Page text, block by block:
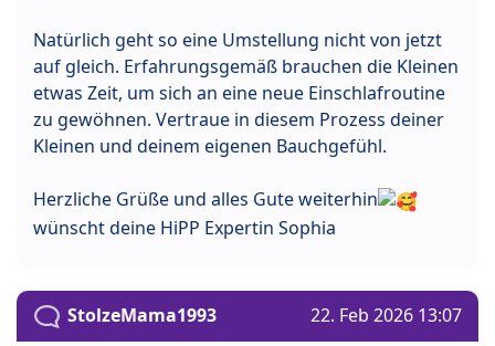
Natürlich geht so eine Umstellung nicht von jetzt
auf gleich. Erfahrungsgemäß brauchen die Kleinen
etwas Zeit, um sich an eine neue Einschlafroutine
zu gewöhnen. Vertraue in diesem Prozess deiner
Kleinen und deinem eigenen Bauchgefühl.
Herzliche Grüße und alles Gute weiterhin
wünscht deine HiPP Expertin Sophia
StolzeMama1993 22. Feb 2026 13:07